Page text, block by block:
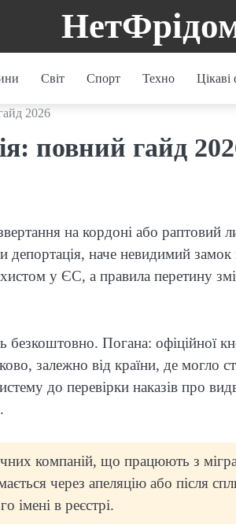
Світ Спорт Техно Цікаві
2026
повний гайд
на кордоні або раптовий
депортація, наче невидимий
у ЄС, а правила перетину
безкоштовно. Погана: офіційної
залежно від країни, де могло
до перевірки наказів про
компаній, що працюють з
через апеляцію або після
імені в реєстрі.